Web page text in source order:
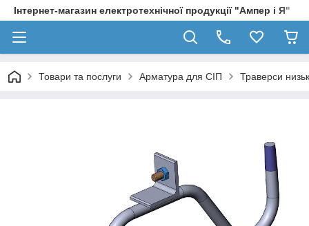
Інтернет-магазин електротехнічної продукції "Ампер і Я"
Товари та послуги Арматура для СІП Траверси